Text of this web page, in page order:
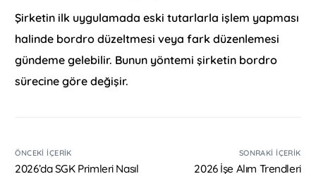
Şirketin ilk uygulamada eski tutarlarla işlem yapması
halinde bordro düzeltmesi veya fark düzenlemesi
gündeme gelebilir. Bunun yöntemi şirketin bordro
sürecine göre değişir.
ÖNCEKI İÇERIK
2026’da SGK Primleri Nasıl
SONRAKI İÇERIK
2026 İşe Alım Trendleri